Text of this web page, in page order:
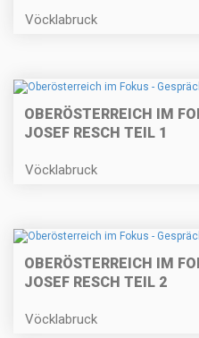
Vöcklabruck
OBERÖSTERREICH IM
JOSEF RESCH TEIL 1
Vöcklabruck
OBERÖSTERREICH IM
JOSEF RESCH TEIL 2
Vöcklabruck